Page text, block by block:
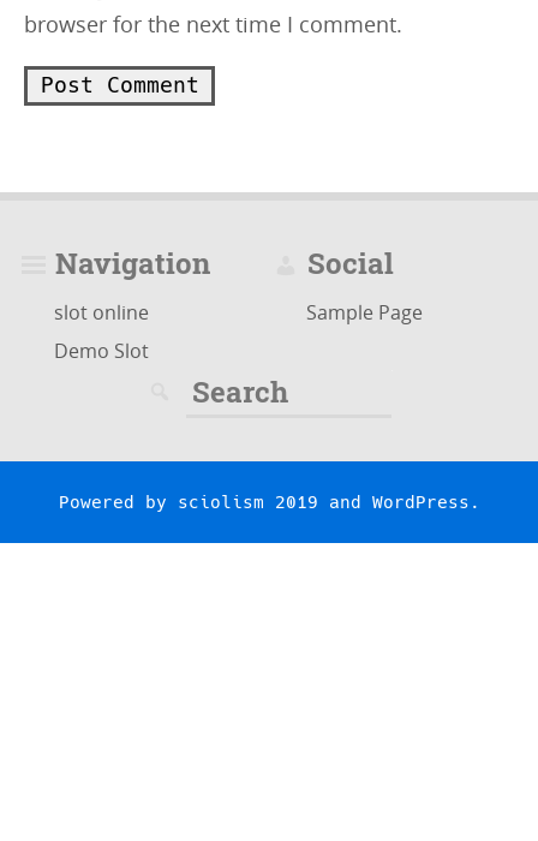
browser for the next time I comment.
Navigation
slot online
Demo Slot
Social
Sample Page
Search
Powered by sciolism 2019 and WordPress .